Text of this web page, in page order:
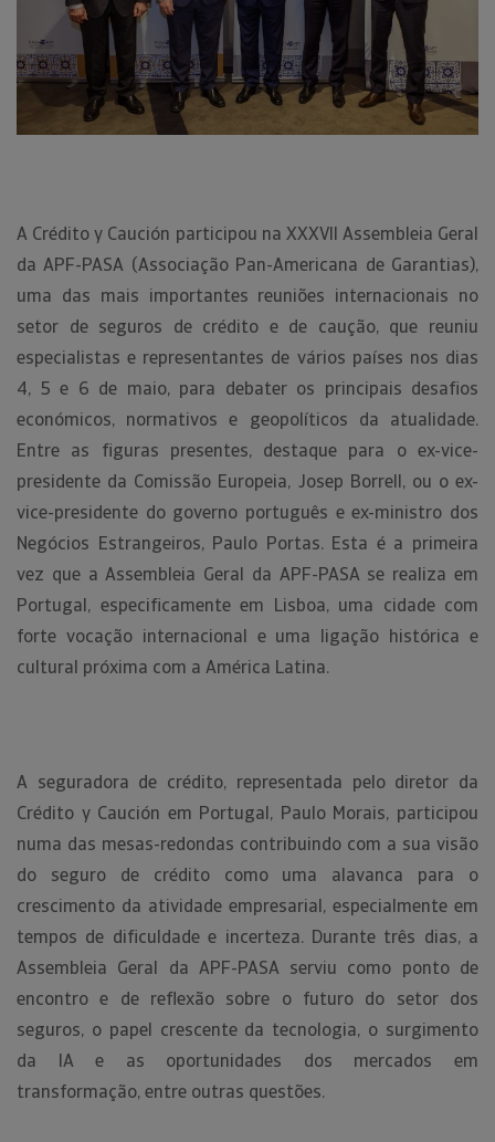
A Crédito y Caución participou na XXXVII Assembleia Geral
da APF-PASA (Associação Pan-Americana de Garantias),
uma das mais importantes reuniões internacionais no
setor de seguros de crédito e de caução, que reuniu
especialistas e representantes de vários países nos dias
4, 5 e 6 de maio, para debater os principais desafios
económicos, normativos e geopolíticos da atualidade.
Entre as figuras presentes, destaque para o ex-vice-
presidente da Comissão Europeia, Josep Borrell, ou o ex-
vice-presidente do governo português e ex-ministro dos
Negócios Estrangeiros, Paulo Portas. Esta é a primeira
vez que a Assembleia Geral da APF-PASA se realiza em
Portugal, especificamente em Lisboa, uma cidade com
forte vocação internacional e uma ligação histórica e
cultural próxima com a América Latina.
A seguradora de crédito, representada pelo diretor da
Crédito y Caución em Portugal, Paulo Morais, participou
numa das mesas-redondas contribuindo com a sua visão
do seguro de crédito como uma alavanca para o
crescimento da atividade empresarial, especialmente em
tempos de dificuldade e incerteza. Durante três dias, a
Assembleia Geral da APF-PASA serviu como ponto de
encontro e de reflexão sobre o futuro do setor dos
seguros, o papel crescente da tecnologia, o surgimento
da IA e as oportunidades dos mercados em
transformação, entre outras questões.